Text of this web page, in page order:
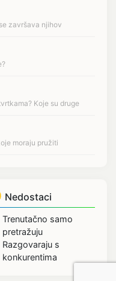
Nedostaci
Trenutačno samo
pretražuju
Razgovaraju s
konkurentima